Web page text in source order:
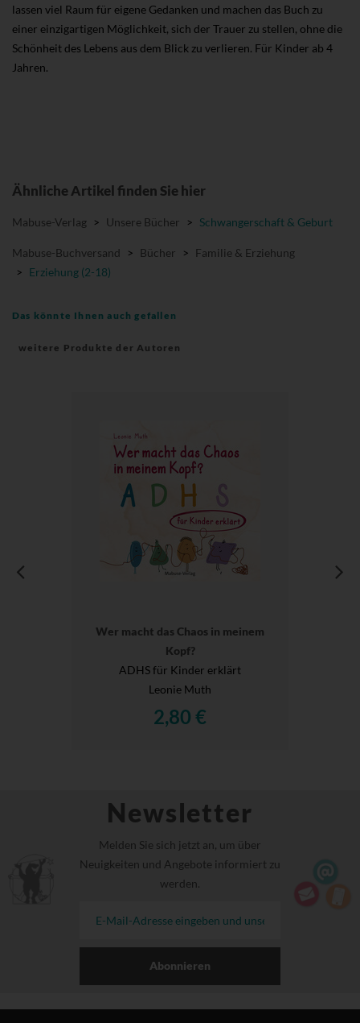
lassen viel Raum für eigene Gedanken und machen das Buch zu
einer einzigartigen Möglichkeit, sich der Trauer zu stellen, ohne die
Schönheit des Lebens aus dem Blick zu verlieren. Für Kinder ab 4
Jahren.
Ähnliche Artikel finden Sie hier
Mabuse-Verlag > Unsere Bücher > Schwangerschaft & Geburt
Mabuse-Buchversand > Bücher > Familie & Erziehung
> Erziehung (2-18)
Das könnte Ihnen auch gefallen
weitere Produkte der Autoren
Wer macht das Chaos in meinem
Kopf?
ADHS für Kinder erklärt
Leonie Muth
2,80 €
Newsletter
Melden Sie sich jetzt an, um über
Neuigkeiten und Angebote informiert zu
werden.
Abonnieren